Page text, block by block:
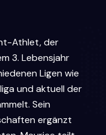
Athlet, der
3. Lebensjahr
Ligen wie
und aktuell der
Sein
ergänzt